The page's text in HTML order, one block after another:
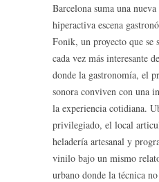
Barcelona suma una
hiperactiva escena
Fonik, un proyecto que se
cada vez más interesante
donde la gastronomía, el
sonora conviven con una
la experiencia cotidiana.
privilegiado, el local
heladería artesanal y
vinilo bajo un mismo
urbano donde la técnica